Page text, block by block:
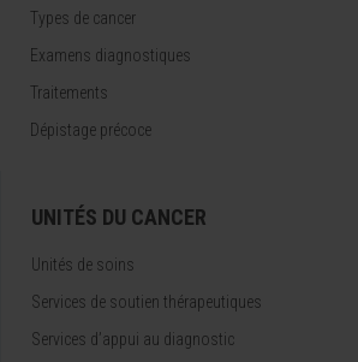
Types de cancer
Examens diagnostiques
Traitements
Dépistage précoce
UNITÉS DU CANCER
Unités de soins
Services de soutien thérapeutiques
Services d’appui au diagnostic